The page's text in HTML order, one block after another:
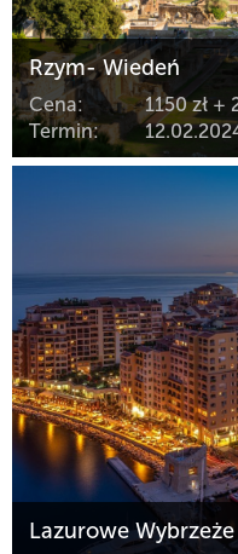
Rzym- Wiedeń
Cena:
1150 zł +
Termin:
Lazurowe